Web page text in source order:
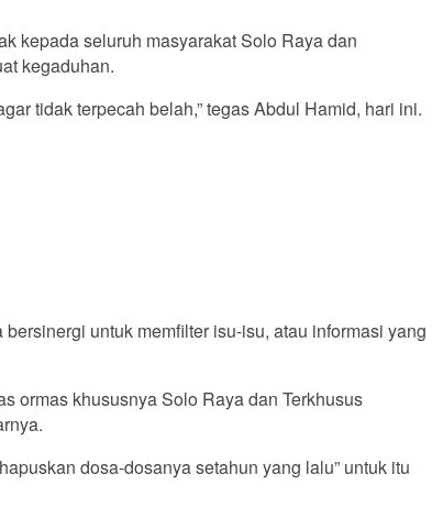
kepada seluruh masyarakat Solo Raya dan
kegaduhan.
tidak terpecah belah,” tegas Abdul Hamid, hari ini.
untuk memfilter isu-isu, atau informasi yang
ormas khususnya Solo Raya dan Terkhusus
dosa-dosanya setahun yang lalu” untuk itu